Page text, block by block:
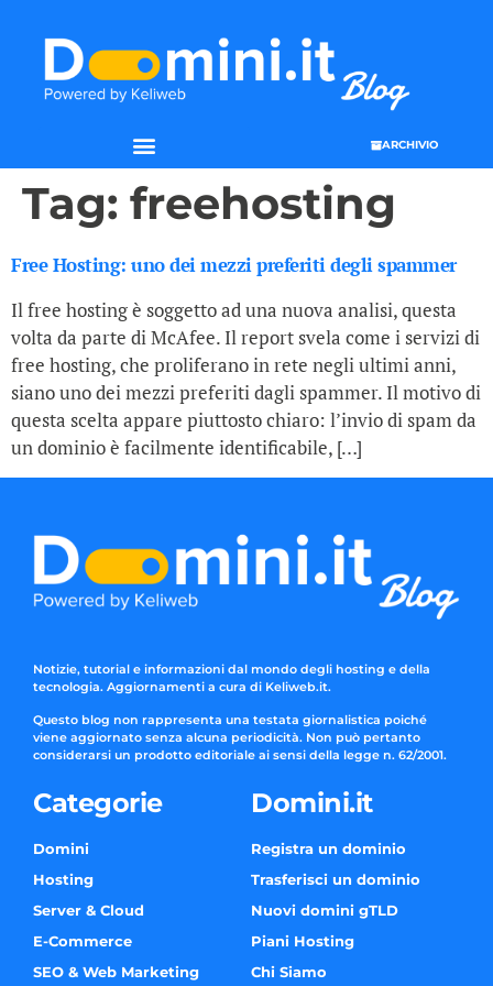
ARCHIVIO
Tag: freehosting
Free Hosting: uno dei mezzi preferiti degli spammer
Il free hosting è soggetto ad una nuova analisi, questa
volta da parte di McAfee. Il report svela come i servizi di
free hosting, che proliferano in rete negli ultimi anni,
siano uno dei mezzi preferiti dagli spammer. Il motivo di
questa scelta appare piuttosto chiaro: l’invio di spam da
un dominio è facilmente identificabile, […]
Notizie, tutorial e informazioni dal mondo degli hosting e della
tecnologia. Aggiornamenti a cura di Keliweb.it.
Questo blog non rappresenta una testata giornalistica poiché
viene aggiornato senza alcuna periodicità. Non può pertanto
considerarsi un prodotto editoriale ai sensi della legge n. 62/2001.
Categorie
Domini
Hosting
Server & Cloud
E-Commerce
SEO & Web Marketing
Domini.it
Registra un dominio
Trasferisci un dominio
Nuovi domini gTLD
Piani Hosting
Chi Siamo